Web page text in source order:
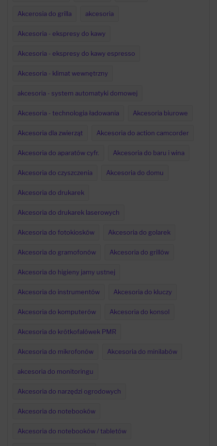
Akcerosia do grilla akcesoria
Akcesoria - ekspresy do kawy
Akcesoria - ekspresy do kawy espresso
Akcesoria - klimat wewnętrzny
akcesoria - system automatyki domowej
Akcesoria - technologia ładowania Akcesoria biurowe
Akcesoria dla zwierząt Akcesoria do action camcorder
Akcesoria do aparatów cyfr. Akcesoria do baru i wina
Akcesoria do czyszczenia Akcesoria do domu
Akcesoria do drukarek
Akcesoria do drukarek laserowych
Akcesoria do fotokiosków Akcesoria do golarek
Akcesoria do gramofonów Akcesoria do grillów
Akcesoria do higieny jamy ustnej
Akcesoria do instrumentów Akcesoria do kluczy
Akcesoria do komputerów Akcesoria do konsol
Akcesoria do krótkofalówek PMR
Akcesoria do mikrofonów Akcesoria do minilabów
akcesoria do monitoringu
Akcesoria do narzędzi ogrodowych
Akcesoria do notebooków
Akcesoria do notebooków / tabletów